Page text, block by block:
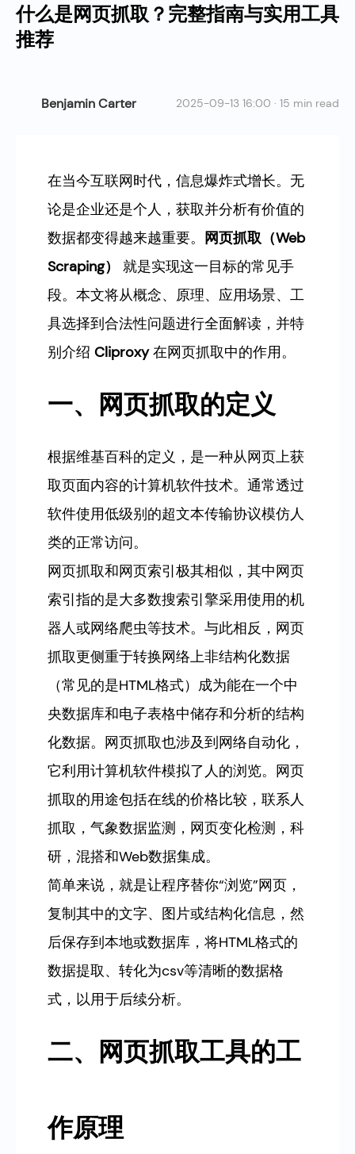
什么是网页抓取？完整指南与实用工具
推荐
Benjamin Carter 2025-09-13 16:00 · 15 min read
在当今互联网时代，信息爆炸式增长。无
论是企业还是个人，获取并分析有价值的
数据都变得越来越重要。 网页抓取（Web
Scraping）
就是实现这一目标的常见手
段。本文将从概念、原理、应用场景、工
具选择到合法性问题进行全面解读，并特
别介绍 Cliproxy在网页抓取中的作用。
一、网页抓取的定义
根据维基百科的定义，是一种从网页上获
取页面内容的计算机软件技术。通常透过
软件使用低级别的超文本传输协议模仿人
类的正常访问。
网页抓取和网页索引极其相似，其中网页
索引指的是大多数搜索引擎采用使用的机
器人或网络爬虫等技术。与此相反，网页
抓取更侧重于转换网络上非结构化数据
（常见的是HTML格式）成为能在一个中
央数据库和电子表格中储存和分析的结构
化数据。网页抓取也涉及到网络自动化，
它利用计算机软件模拟了人的浏览。网页
抓取的用途包括在线的价格比较，联系人
抓取，气象数据监测，网页变化检测，科
研，混搭和Web数据集成。
简单来说，就是让程序替你“浏览”网页，
复制其中的文字、图片或结构化信息，然
后保存到本地或数据库，将HTML格式的
数据提取、转化为csv等清晰的数据格
式，以用于后续分析。
二、网页抓取工具的工
作原理